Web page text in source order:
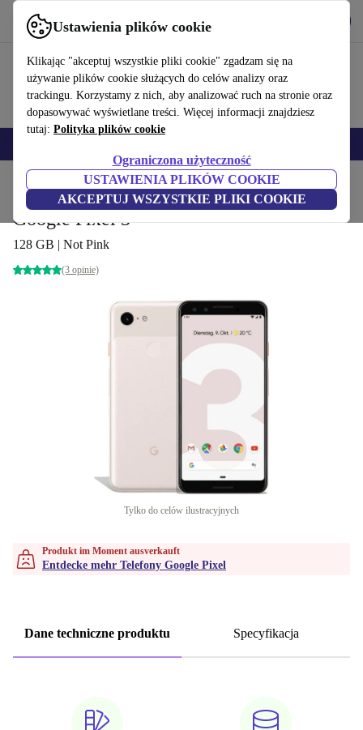
Ustawienia plików cookie
Klikając "akceptuj wszystkie pliki cookie" zgadzam się na
używanie plików cookie służących do celów analizy oraz
trackingu. Korzystamy z nich, aby analizować ruch na stronie oraz
dopasowywać wyświetlane treści. Więcej informacji znajdziesz
tutaj: Polityka plików cookie
Ograniczona użyteczność
USTAWIENIA PLIKÓW COOKIE
AKCEPTUJ WSZYSTKIE PLIKI COOKIE
Korzystaj z refurbed szybko i łatwo
Produkty Telefony i smartfony Telefony Google Pixel
Google Pixel 3
128 GB | Not Pink
(3 opinie)
Tylko do celów ilustracyjnych
Produkt im Moment ausverkauft
Entdecke mehr Telefony Google Pixel
Dane techniczne produktu Specyfikacja